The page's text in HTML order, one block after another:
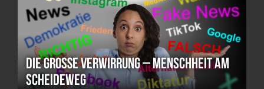
Die große Verwirrung – Menschheit am
Scheideweg